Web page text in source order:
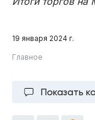
19 января 2024 г.
Главное
Показать